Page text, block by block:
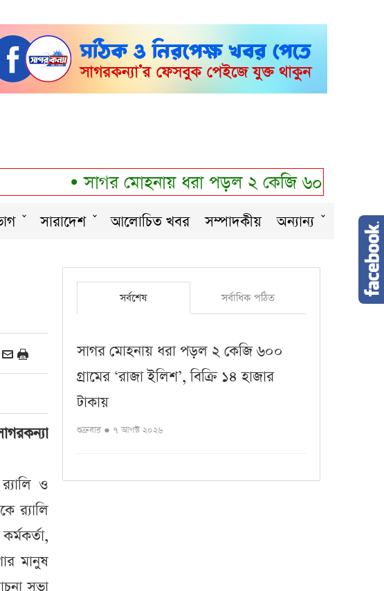
সাগর মোহনায় ধরা পড়ল ২ কেজি ৬০০ গ্রামের
সারাদেশ আলোচিত খবর সম্পাদকীয় অন্যান্য
ও
র‌্যালি
মানুষ
সর্বশেষ সর্বাধিক পঠিত
সাগর মোহনায় ধরা পড়ল ২ কেজি ৬০০
গ্রামের ‘রাজা ইলিশ’, বিক্রি ১৪ হাজার
টাকায়
শুক্রবার ● ৭ আগস্ট ২০২৬
গৌরনদীর কমলাপুরে ঐতিহ্যবাহী খাল